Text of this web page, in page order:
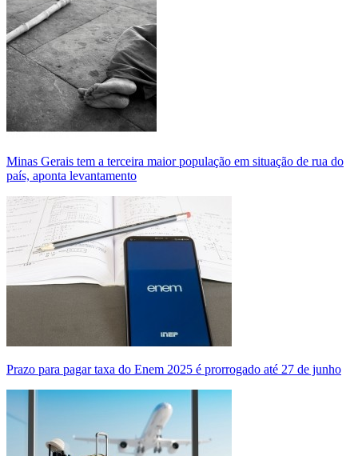
Minas Gerais tem a terceira maior população em situação de rua do
país, aponta levantamento
Prazo para pagar taxa do Enem 2025 é prorrogado até 27 de junho